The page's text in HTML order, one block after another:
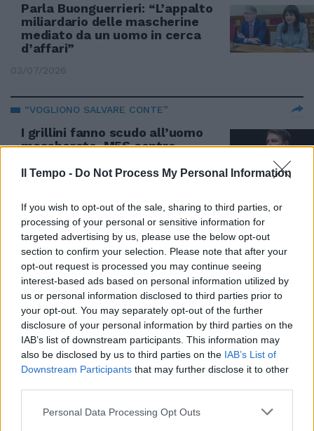
Il Tempo - Do Not Process My Personal Information
If you wish to opt-out of the sale, sharing to third parties, or
processing of your personal or sensitive information for
targeted advertising by us, please use the below opt-out
section to confirm your selection. Please note that after your
opt-out request is processed you may continue seeing
interest-based ads based on personal information utilized by
us or personal information disclosed to third parties prior to
your opt-out. You may separately opt-out of the further
disclosure of your personal information by third parties on the
IAB’s list of downstream participants. This information may
also be disclosed by us to third parties on the IAB’s List of
Downstream Participants that may further disclose it to other
Personal Data Processing Opt Outs
Parla Buonguerrieri: “L’appalto
miliardario delle mascherine
mediato da un uomo in cerca
d’affari”
03/07/2026
“VOGLIONO SALVARE CONTE”
I grillini fanno scudo all’uomo
mascherato. M5S contro
03/07/2026
COMMISSIONE COVID
Ecco perché "dieci dosi per ogni
cittadino". FdI tuona: "Soldi
sperperati e verità scomode"
02/07/2026
FATWA E AUTOGOL
Il M5S aggredisce Il Tempo ma è
un boomerang: sommersi dalle